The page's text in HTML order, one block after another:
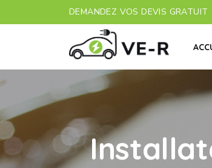
DEMANDEZ VOS DEVIS GRATUIT